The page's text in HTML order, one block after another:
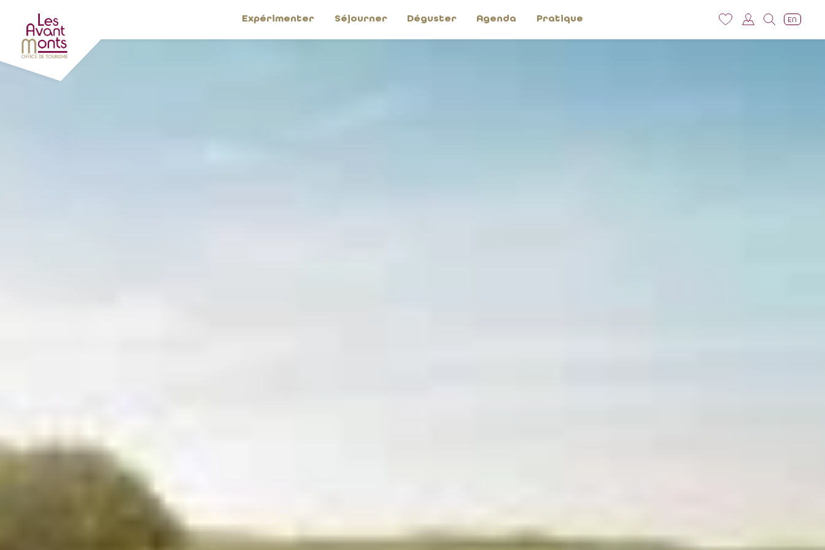
Expérimenter Séjourner Déguster Agenda Pratique EN